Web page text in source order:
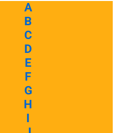
A
B
C
D
E
F
G
H
I